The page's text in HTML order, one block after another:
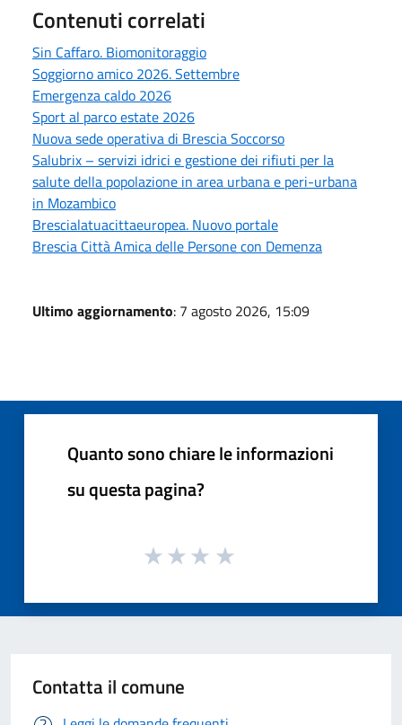
Contenuti correlati
Sin Caffaro. Biomonitoraggio
Soggiorno amico 2026. Settembre
Emergenza caldo 2026
Sport al parco estate 2026
Nuova sede operativa di Brescia Soccorso
Salubrix – servizi idrici e gestione dei rifiuti per la
salute della popolazione in area urbana e peri-urbana
in Mozambico
Brescialatuacittaeuropea. Nuovo portale
Brescia Città Amica delle Persone con Demenza
Ultimo aggiornamento: 7 agosto 2026, 15:09
Quanto sono chiare le informazioni
su questa pagina?
Contatta il comune